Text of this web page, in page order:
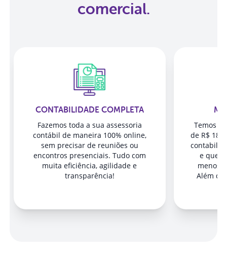
comercial.
CONTABILIDADE COMPLETA
Fazemos toda a sua assessoria
contábil de maneira 100% online,
sem precisar de reuniões ou
encontros presenciais. Tudo com
muita eficiência, agilidade e
transparência!
Temos
de R$
e que
menos
Além